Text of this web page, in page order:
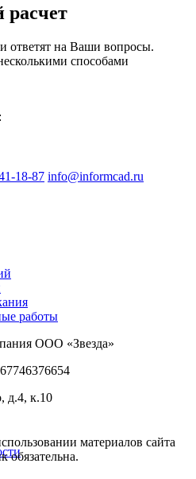
на Ваши вопросы.
способами
18-87 info@informcad.ru
работы
ООО «Звезда»
д.4, к.10
материалов сайта
обязательна.